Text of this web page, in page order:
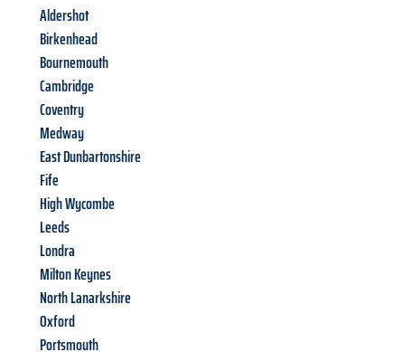
Aldershot
Birkenhead
Bournemouth
Cambridge
Coventry
Medway
East Dunbartonshire
Fife
High Wycombe
Leeds
Londra
Milton Keynes
North Lanarkshire
Oxford
Portsmouth